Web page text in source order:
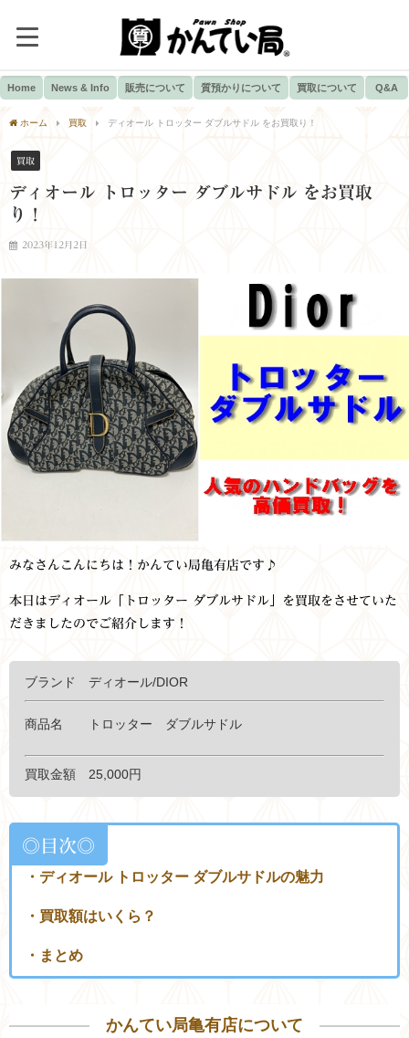
Home News & Info 販売について 質預かりについて 買取について Q&A
ホーム 買取 ディオール トロッター ダブルサドル をお買取り！
買取
ディオール トロッター ダブルサドル をお買取
り！
2023年12月2日
みなさんこんにちは！かんてい局亀有店です♪
本日はディオール「トロッター ダブルサドル」を買取をさせていた
だきましたのでご紹介します！
ブランド ディオール/DIOR
商品名 トロッター ダブルサドル
買取金額 25,000円
◎目次◎
・ディオール トロッター ダブルサドルの魅力
・買取額はいくら？
・まとめ
かんてい局亀有店について